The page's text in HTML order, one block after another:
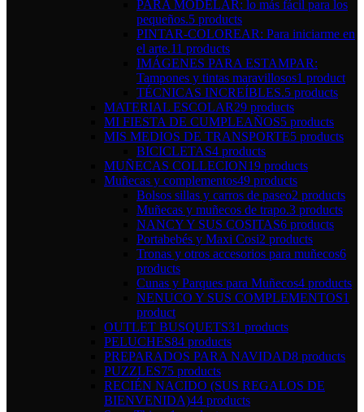
PARA MODELAR: lo más fácil para los
pequeños.5 products
PINTAR-COLOREAR: Para iniciarme en
el arte.11 products
IMÁGENES PARA ESTAMPAR:
Tampones y tintas maravillosos1 product
TÉCNICAS INCREÍBLES.5 products
MATERIAL ESCOLAR29 products
MI FIESTA DE CUMPLEAÑOS5 products
MIS MEDIOS DE TRANSPORTE5 products
BICICLETAS4 products
MUÑECAS COLLECION19 products
Muñecas y complementos49 products
Bolsos sillas y carros de paseo2 products
Muñecas y muñecos de trapo.3 products
NANCY Y SUS COSITAS6 products
Portabebés y Maxi Cosi2 products
Tronas y otros accesorios para muñecos6
products
Cunas y Parques para Muñecos4 products
NENUCO Y SUS COMPLEMENTOS1
product
OUTLET BUSQUETS31 products
PELUCHES84 products
PREPARADOS PARA NAVIDAD8 products
PUZZLES75 products
RECIÉN NACIDO (SUS REGALOS DE
BIENVENIDA)44 products